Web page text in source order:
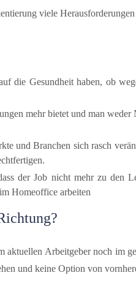
viele
die Gesundheit haben, ob
mehr bietet und man
und Branchen sich rasch
der Job nicht mehr zu den
im Homeoffice arbeiten
aktuellen Arbeitgeber noch im
und keine Option von